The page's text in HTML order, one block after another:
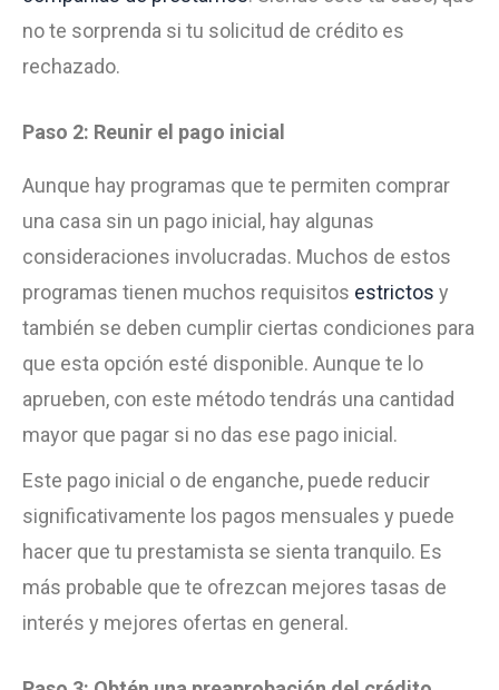
no te sorprenda si tu solicitud de crédito es
rechazado.
Paso 2: Reunir el pago inicial
Aunque hay programas que te permiten comprar
una casa sin un pago inicial, hay algunas
consideraciones involucradas. Muchos de estos
programas tienen muchos requisitos estrictos y
también se deben cumplir ciertas condiciones para
que esta opción esté disponible. Aunque te lo
aprueben, con este método tendrás una cantidad
mayor que pagar si no das ese pago inicial.
Este pago inicial o de enganche, puede reducir
significativamente los pagos mensuales y puede
hacer que tu prestamista se sienta tranquilo. Es
más probable que te ofrezcan mejores tasas de
interés y mejores ofertas en general.